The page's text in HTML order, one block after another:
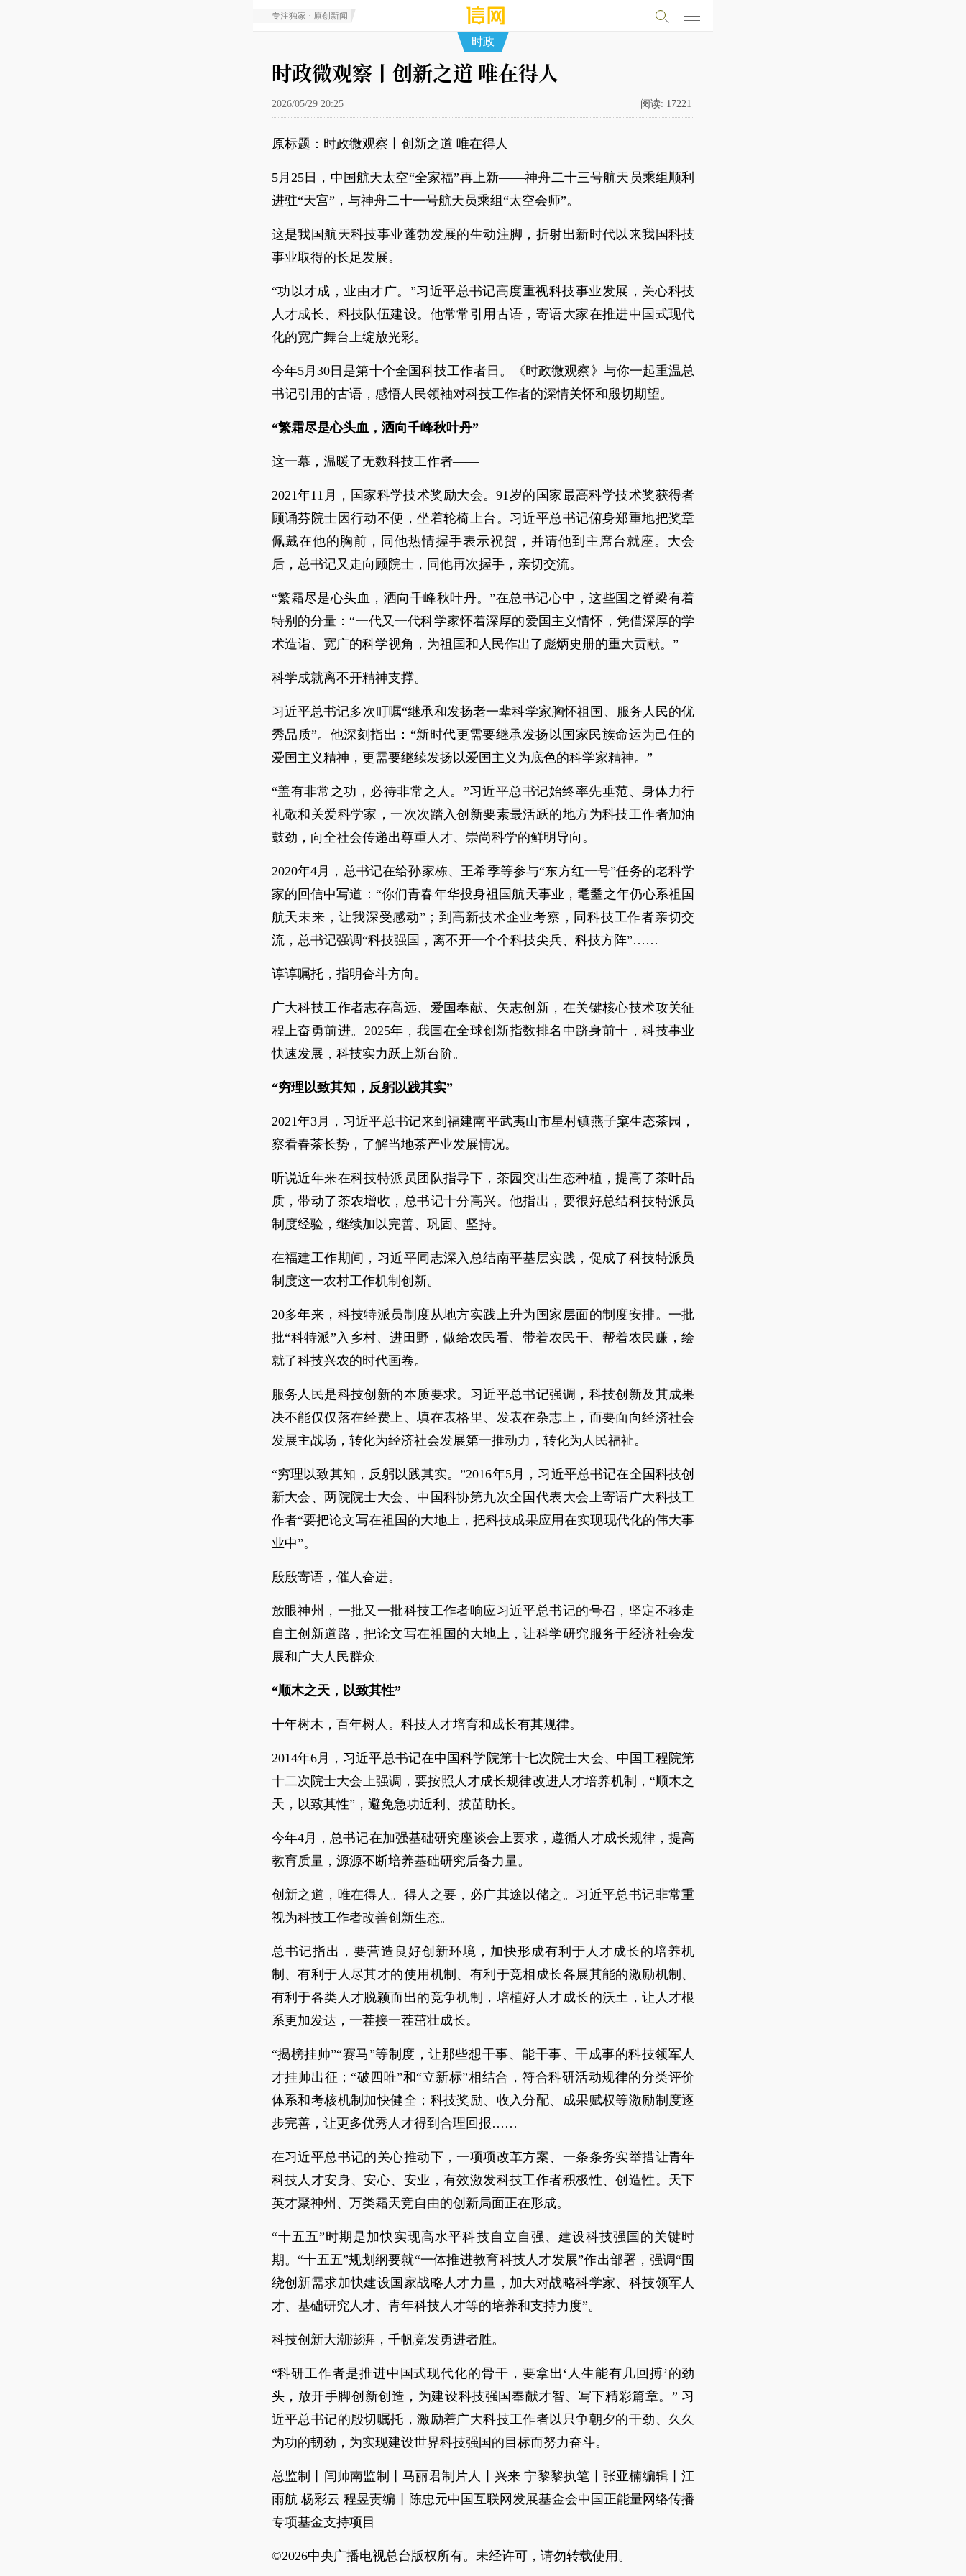
专注独家 · 原创新闻
时政
时政微观察丨创新之道 唯在得人
2026/05/29 20:25 阅读: 17221
原标题：时政微观察丨创新之道 唯在得人
5月25日，中国航天太空“全家福”再上新——神舟二十三号航天员乘组顺利
进驻“天宫”，与神舟二十一号航天员乘组“太空会师”。
这是我国航天科技事业蓬勃发展的生动注脚，折射出新时代以来我国科技
事业取得的长足发展。
“功以才成，业由才广。”习近平总书记高度重视科技事业发展，关心科技
人才成长、科技队伍建设。他常常引用古语，寄语大家在推进中国式现代
化的宽广舞台上绽放光彩。
今年5月30日是第十个全国科技工作者日。《时政微观察》与你一起重温总
书记引用的古语，感悟人民领袖对科技工作者的深情关怀和殷切期望。
“繁霜尽是心头血，洒向千峰秋叶丹”
这一幕，温暖了无数科技工作者——
2021年11月，国家科学技术奖励大会。91岁的国家最高科学技术奖获得者
顾诵芬院士因行动不便，坐着轮椅上台。习近平总书记俯身郑重地把奖章
佩戴在他的胸前，同他热情握手表示祝贺，并请他到主席台就座。大会
后，总书记又走向顾院士，同他再次握手，亲切交流。
“繁霜尽是心头血，洒向千峰秋叶丹。”在总书记心中，这些国之脊梁有着
特别的分量：“一代又一代科学家怀着深厚的爱国主义情怀，凭借深厚的学
术造诣、宽广的科学视角，为祖国和人民作出了彪炳史册的重大贡献。”
科学成就离不开精神支撑。
习近平总书记多次叮嘱“继承和发扬老一辈科学家胸怀祖国、服务人民的优
秀品质”。他深刻指出：“新时代更需要继承发扬以国家民族命运为己任的
爱国主义精神，更需要继续发扬以爱国主义为底色的科学家精神。”
“盖有非常之功，必待非常之人。”习近平总书记始终率先垂范、身体力行
礼敬和关爱科学家，一次次踏入创新要素最活跃的地方为科技工作者加油
鼓劲，向全社会传递出尊重人才、崇尚科学的鲜明导向。
2020年4月，总书记在给孙家栋、王希季等参与“东方红一号”任务的老科学
家的回信中写道：“你们青春年华投身祖国航天事业，耄耋之年仍心系祖国
航天未来，让我深受感动”；到高新技术企业考察，同科技工作者亲切交
流，总书记强调“科技强国，离不开一个个科技尖兵、科技方阵”……
谆谆嘱托，指明奋斗方向。
广大科技工作者志存高远、爱国奉献、矢志创新，在关键核心技术攻关征
程上奋勇前进。2025年，我国在全球创新指数排名中跻身前十，科技事业
快速发展，科技实力跃上新台阶。
“穷理以致其知，反躬以践其实”
2021年3月，习近平总书记来到福建南平武夷山市星村镇燕子窠生态茶园，
察看春茶长势，了解当地茶产业发展情况。
听说近年来在科技特派员团队指导下，茶园突出生态种植，提高了茶叶品
质，带动了茶农增收，总书记十分高兴。他指出，要很好总结科技特派员
制度经验，继续加以完善、巩固、坚持。
在福建工作期间，习近平同志深入总结南平基层实践，促成了科技特派员
制度这一农村工作机制创新。
20多年来，科技特派员制度从地方实践上升为国家层面的制度安排。一批
批“科特派”入乡村、进田野，做给农民看、带着农民干、帮着农民赚，绘
就了科技兴农的时代画卷。
服务人民是科技创新的本质要求。习近平总书记强调，科技创新及其成果
决不能仅仅落在经费上、填在表格里、发表在杂志上，而要面向经济社会
发展主战场，转化为经济社会发展第一推动力，转化为人民福祉。
“穷理以致其知，反躬以践其实。”2016年5月，习近平总书记在全国科技创
新大会、两院院士大会、中国科协第九次全国代表大会上寄语广大科技工
作者“要把论文写在祖国的大地上，把科技成果应用在实现现代化的伟大事
业中”。
殷殷寄语，催人奋进。
放眼神州，一批又一批科技工作者响应习近平总书记的号召，坚定不移走
自主创新道路，把论文写在祖国的大地上，让科学研究服务于经济社会发
展和广大人民群众。
“顺木之天，以致其性”
十年树木，百年树人。科技人才培育和成长有其规律。
2014年6月，习近平总书记在中国科学院第十七次院士大会、中国工程院第
十二次院士大会上强调，要按照人才成长规律改进人才培养机制，“顺木之
天，以致其性”，避免急功近利、拔苗助长。
今年4月，总书记在加强基础研究座谈会上要求，遵循人才成长规律，提高
教育质量，源源不断培养基础研究后备力量。
创新之道，唯在得人。得人之要，必广其途以储之。习近平总书记非常重
视为科技工作者改善创新生态。
总书记指出，要营造良好创新环境，加快形成有利于人才成长的培养机
制、有利于人尽其才的使用机制、有利于竞相成长各展其能的激励机制、
有利于各类人才脱颖而出的竞争机制，培植好人才成长的沃土，让人才根
系更加发达，一茬接一茬茁壮成长。
“揭榜挂帅”“赛马”等制度，让那些想干事、能干事、干成事的科技领军人
才挂帅出征；“破四唯”和“立新标”相结合，符合科研活动规律的分类评价
体系和考核机制加快健全；科技奖励、收入分配、成果赋权等激励制度逐
步完善，让更多优秀人才得到合理回报……
在习近平总书记的关心推动下，一项项改革方案、一条条务实举措让青年
科技人才安身、安心、安业，有效激发科技工作者积极性、创造性。天下
英才聚神州、万类霜天竞自由的创新局面正在形成。
“十五五”时期是加快实现高水平科技自立自强、建设科技强国的关键时
期。“十五五”规划纲要就“一体推进教育科技人才发展”作出部署，强调“围
绕创新需求加快建设国家战略人才力量，加大对战略科学家、科技领军人
才、基础研究人才、青年科技人才等的培养和支持力度”。
科技创新大潮澎湃，千帆竞发勇进者胜。
“科研工作者是推进中国式现代化的骨干，要拿出‘人生能有几回搏’的劲
头，放开手脚创新创造，为建设科技强国奉献才智、写下精彩篇章。” 习
近平总书记的殷切嘱托，激励着广大科技工作者以只争朝夕的干劲、久久
为功的韧劲，为实现建设世界科技强国的目标而努力奋斗。
总监制丨闫帅南监制丨马丽君制片人丨兴来 宁黎黎执笔丨张亚楠编辑丨江
雨航 杨彩云 程昱责编丨陈忠元中国互联网发展基金会中国正能量网络传播
专项基金支持项目
©2026中央广播电视总台版权所有。未经许可，请勿转载使用。